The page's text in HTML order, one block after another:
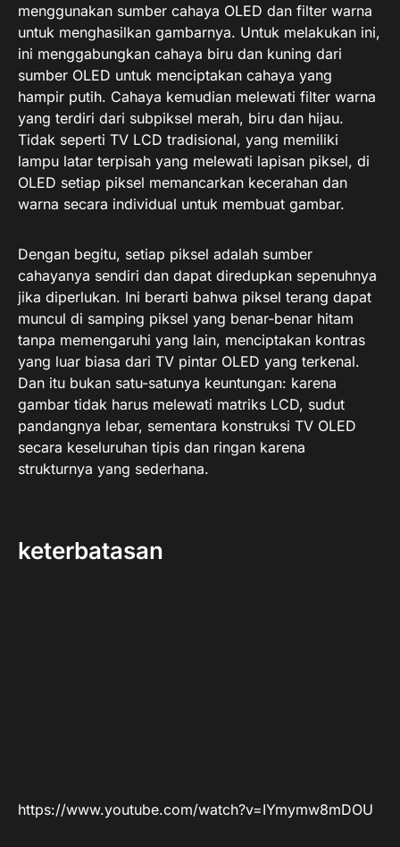
menggunakan sumber cahaya OLED dan filter warna
untuk menghasilkan gambarnya. Untuk melakukan ini,
ini menggabungkan cahaya biru dan kuning dari
sumber OLED untuk menciptakan cahaya yang
hampir putih. Cahaya kemudian melewati filter warna
yang terdiri dari subpiksel merah, biru dan hijau.
Tidak seperti TV LCD tradisional, yang memiliki
lampu latar terpisah yang melewati lapisan piksel, di
OLED setiap piksel memancarkan kecerahan dan
warna secara individual untuk membuat gambar.
Dengan begitu, setiap piksel adalah sumber
cahayanya sendiri dan dapat diredupkan sepenuhnya
jika diperlukan. Ini berarti bahwa piksel terang dapat
muncul di samping piksel yang benar-benar hitam
tanpa memengaruhi yang lain, menciptakan kontras
yang luar biasa dari TV pintar OLED yang terkenal.
Dan itu bukan satu-satunya keuntungan: karena
gambar tidak harus melewati matriks LCD, sudut
pandangnya lebar, sementara konstruksi TV OLED
secara keseluruhan tipis dan ringan karena
strukturnya yang sederhana.
keterbatasan
https://www.youtube.com/watch?v=IYmymw8mDOU